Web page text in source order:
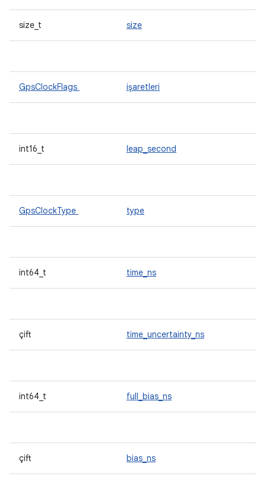
size_t size
GpsClockFlags işaretleri
int16_t leap_second
GpsClockType type
int64_t time_ns
çift time_uncertainty_ns
int64_t full_bias_ns
çift bias_ns